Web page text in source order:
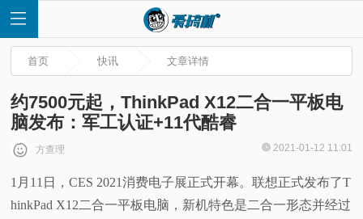
首
页
首页 快讯 文章详情
约7500元起，ThinkPad X12二合一平板电
脑发布：军工认证+11代酷睿
方查理 2021-01-12 11:01
1月11日，CES 2021消费电子展正式开幕。联想正式发布了T
hinkPad X12二合一平板电脑，新机特色是二合一形态并经过